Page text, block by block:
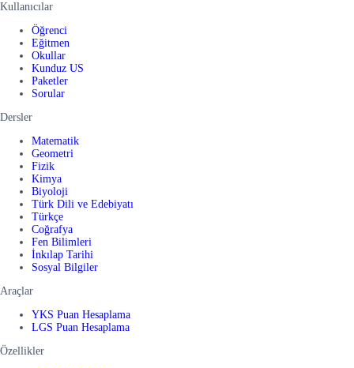
Kullanıcılar
Öğrenci
Eğitmen
Okullar
Kunduz US
Paketler
Sorular
Dersler
Matematik
Geometri
Fizik
Kimya
Biyoloji
Türk Dili ve Edebiyatı
Türkçe
Coğrafya
Fen Bilimleri
İnkılap Tarihi
Sosyal Bilgiler
Araçlar
YKS Puan Hesaplama
LGS Puan Hesaplama
Özellikler